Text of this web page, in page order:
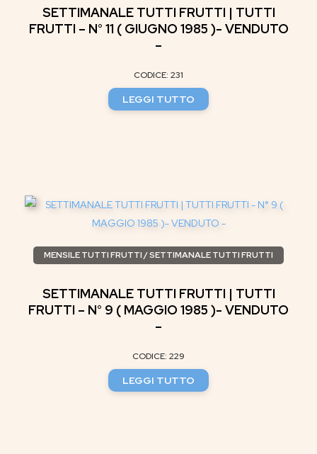
SETTIMANALE TUTTI FRUTTI | TUTTI
FRUTTI – N° 11 ( GIUGNO 1985 )- VENDUTO
–
CODICE: 231
LEGGI TUTTO
MENSILE TUTTI FRUTTI / SETTIMANALE TUTTI FRUTTI
SETTIMANALE TUTTI FRUTTI | TUTTI
FRUTTI – N° 9 ( MAGGIO 1985 )- VENDUTO
–
CODICE: 229
LEGGI TUTTO